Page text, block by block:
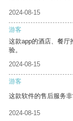
2024-08-15
游客
这款app的酒店、餐厅
验。
2024-08-15
游客
这款软件的售后服务
2024-08-15